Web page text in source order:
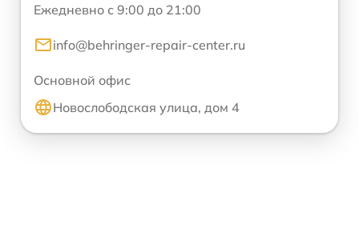
Ежедневно с 9:00 до 21:00
info@behringer-repair-center.ru
Основной офис
Новослободская улица, дом 4